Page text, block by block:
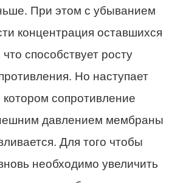
При этом с убыванием
концентрация оставшихся
способствует росту
Но наступает
сопротивление
давлением мембраны
Для того чтобы
необходимо увеличить